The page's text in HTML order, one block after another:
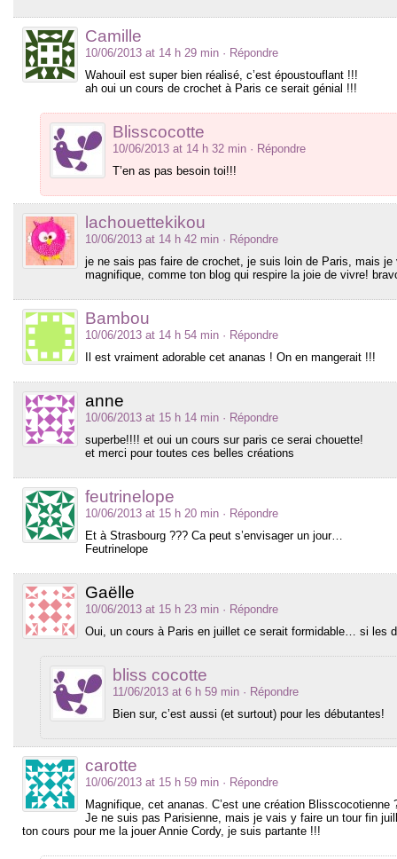
Camille
10/06/2013 at 14 h 29 min · Répondre
Wahouil est super bien réalisé, c’est époustouflant !!!
ah oui un cours de crochet à Paris ce serait génial !!!
Blisscocotte
10/06/2013 at 14 h 32 min · Répondre
T’en as pas besoin toi!!!
lachouettekikou
10/06/2013 at 14 h 42 min · Répondre
je ne sais pas faire de crochet, je suis loin de Paris, mais
magnifique, comme ton blog qui respire la joie de vivre!
Bambou
10/06/2013 at 14 h 54 min · Répondre
Il est vraiment adorable cet ananas ! On en mangerait !!!
anne
10/06/2013 at 15 h 14 min · Répondre
superbe!!!! et oui un cours sur paris ce serai chouette!
et merci pour toutes ces belles créations
feutrinelope
10/06/2013 at 15 h 20 min · Répondre
Et à Strasbourg ??? Ca peut s’envisager un jour…
Feutrinelope
Gaëlle
10/06/2013 at 15 h 23 min · Répondre
Oui, un cours à Paris en juillet ce serait formidable… si les
bliss cocotte
11/06/2013 at 6 h 59 min · Répondre
Bien sur, c’est aussi (et surtout) pour les débutantes!
carotte
10/06/2013 at 15 h 59 min · Répondre
Magnifique, cet ananas. C’est une création Blisscocotienne
Je ne suis pas Parisienne, mais je vais y faire un tour fin
ton cours pour me la jouer Annie Cordy, je suis partante !!!